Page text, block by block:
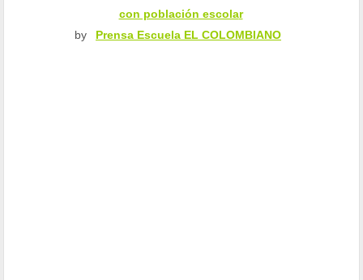
con población escolar
by
Prensa Escuela EL COLOMBIANO